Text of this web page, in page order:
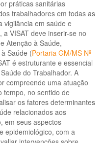
práticas sanitárias
trabalhadores em todas as
vigilância em saúde e
VISAT deve inserir-se no
Atenção à Saúde,
Saúde (Portaria GM/MS Nº
é estruturante e essencial
do Trabalhador. A
compreende uma atuação
tempo, no sentido de
os fatores determinantes
relacionados aos
em seus aspectos
epidemiológico, com a